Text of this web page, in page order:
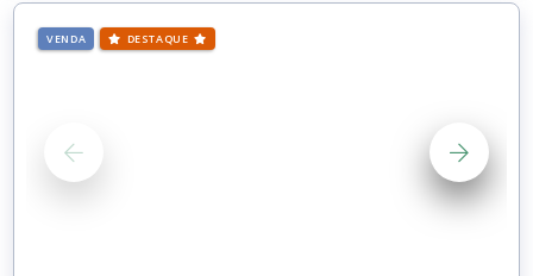
VENDA DESTAQUE